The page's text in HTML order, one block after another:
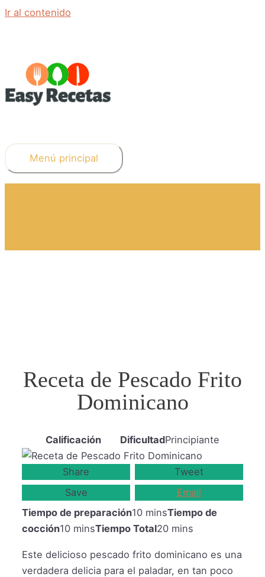
Ir al contenido
Menú principal
Receta de Pescado Frito
Dominicano
Calificación DificultadPrincipiante
Share
Tweet
Save
Email
Tiempo de preparación10 minsTiempo de
cocción10 minsTiempo Total20 mins
Este delicioso pescado frito dominicano es una
verdadera delicia para el paladar, en tan poco